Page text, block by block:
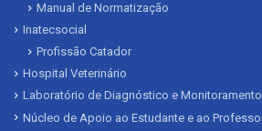
Manual de Normatização
Inatecsocial
Profissão Catador
Hospital Veterinário
Laboratório de Diagnóstico e
Núcleo de Apoio ao Estudante e ao